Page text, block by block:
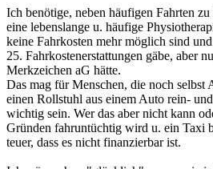
Ich benötige, neben häufigen Fahrten
eine lebenslange u. häufige
keine Fahrkosten mehr möglich sind
25. Fahrkostenerstattungen gäbe, aber
Merkzeichen aG hätte.
Das mag für Menschen, die noch selbst
einen Rollstuhl aus einem Auto rein-
wichtig sein. Wer das aber nicht kann
Gründen fahruntüchtig wird u. ein Taxi
teuer, dass es nicht finanzierbar ist.